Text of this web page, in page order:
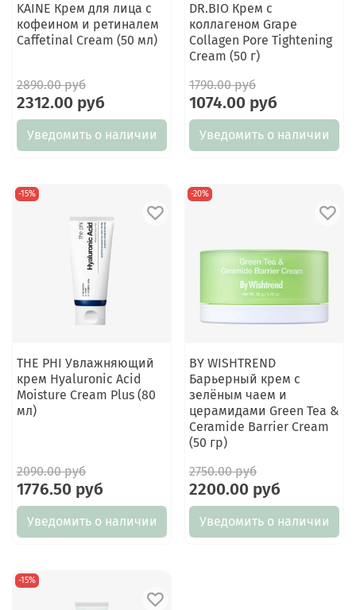
KAINE Крем для лица с
кофеином и ретиналем
Caffetinal Cream (50 мл)
2890.00 руб
2312.00 руб
Уведомить о наличии
DR.BIO Крем с
коллагеном Grape
Collagen Pore Tightening
Cream (50 г)
1790.00 руб
1074.00 руб
Уведомить о наличии
-15%
THE PHI Увлажняющий
крем Hyaluronic Acid
Moisture Cream Plus (80
мл)
2090.00 руб
1776.50 руб
Уведомить о наличии
-20%
BY WISHTREND
Барьерный крем с
зелёным чаем и
церамидами Green Tea &
Ceramide Barrier Cream
(50 гр)
2750.00 руб
2200.00 руб
Уведомить о наличии
-15%